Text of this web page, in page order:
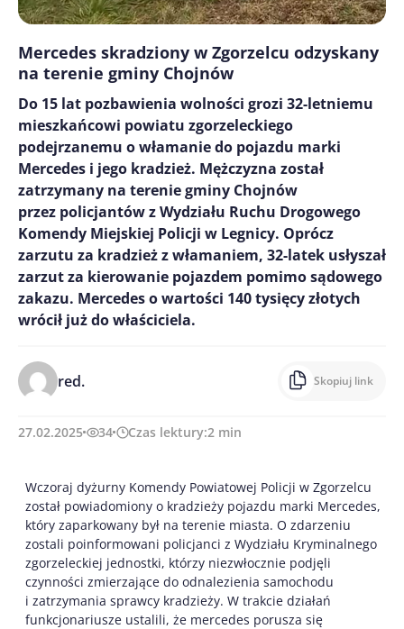
Mercedes skradziony w Zgorzelcu odzyskany
na terenie gminy Chojnów
Do 15 lat pozbawienia wolności grozi 32-letniemu
mieszkańcowi powiatu zgorzeleckiego
podejrzanemu o włamanie do pojazdu marki
Mercedes i jego kradzież. Mężczyzna został
zatrzymany na terenie gminy Chojnów
przez policjantów z Wydziału Ruchu Drogowego
Komendy Miejskiej Policji w Legnicy. Oprócz
zarzutu za kradzież z włamaniem, 32-latek usłyszał
zarzut za kierowanie pojazdem pomimo sądowego
zakazu. Mercedes o wartości 140 tysięcy złotych
wrócił już do właściciela.
red. Skopiuj link
27.02.2025 34 Czas lektury:2 min
Wczoraj dyżurny Komendy Powiatowej Policji w Zgorzelcu
został powiadomiony o kradzieży pojazdu marki Mercedes,
który zaparkowany był na terenie miasta. O zdarzeniu
zostali poinformowani policjanci z Wydziału Kryminalnego
zgorzeleckiej jednostki, którzy niezwłocznie podjęli
czynności zmierzające do odnalezienia samochodu
i zatrzymania sprawcy kradzieży. W trakcie działań
funkcjonariusze ustalili, że mercedes porusza się